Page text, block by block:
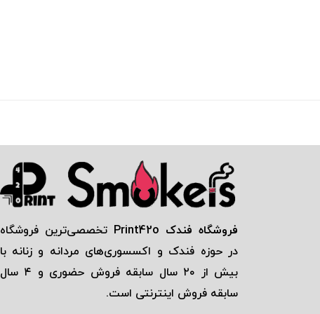
فروشگاه فندک Print42o
تخصصی‌ترين فروشگاه
در حوزه فندک و اكسسوری‌های مردانه و زنانه با
بيش از ٢٠ سال سابقه فروش حضوری و ٤ سال
سابقه فروش اينترنتی است.